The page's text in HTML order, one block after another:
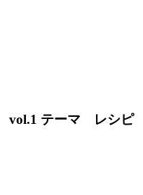
vol.1 テーマ レシピ